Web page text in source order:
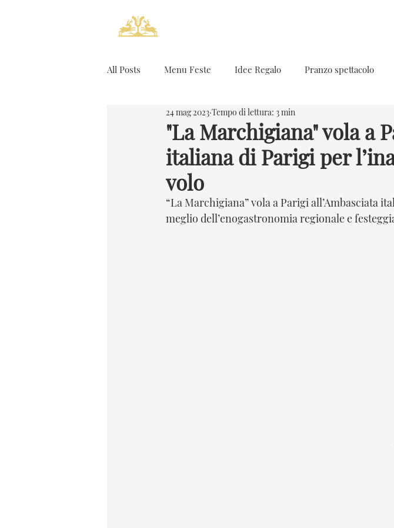
All Posts Menu Feste Idee Regalo Pranzo spettacolo
Ricerca Personale
"La Marchigiana" vola a
italiana di Parigi per
volo
24 mag 2023 Tempo di lettura: 3 min
“La Marchigiana” vola a Parigi all’Ambasciata
meglio dell’enogastronomia regionale e